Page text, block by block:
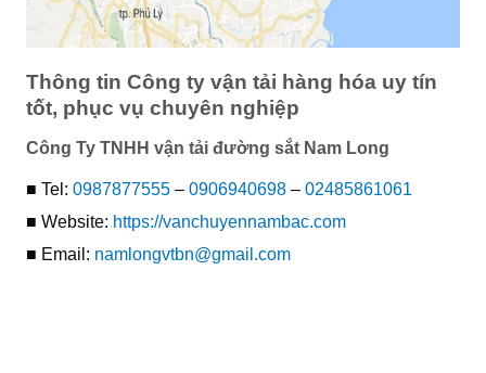
Thông tin Công ty vận tải hàng hóa uy tín
tốt, phục vụ chuyên nghiệp
Công Ty TNHH vận tải đường sắt Nam Long
■ Tel: 0987877555 – 0906940698 – 02485861061
■ Website: https://vanchuyennambac.com
■ Email: namlongvtbn@gmail.com